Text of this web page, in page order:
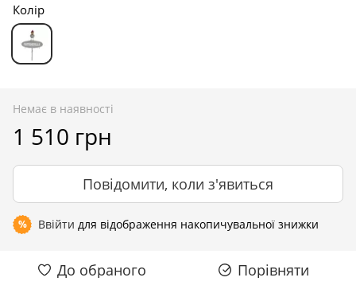
Колір
Немає в наявності
1 510 грн
Повідомити, коли з'явиться
% Ввійти для відображення накопичувальної знижки
До обраного Порівняти